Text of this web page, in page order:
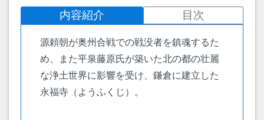
内容紹介 目次
源頼朝が奥州合戦での戦没者を鎮魂するた
め、また平泉藤原氏が築いた北の都の壮麗
な浄土世界に影響を受け、鎌倉に建立した
永福寺（ようふくじ）。